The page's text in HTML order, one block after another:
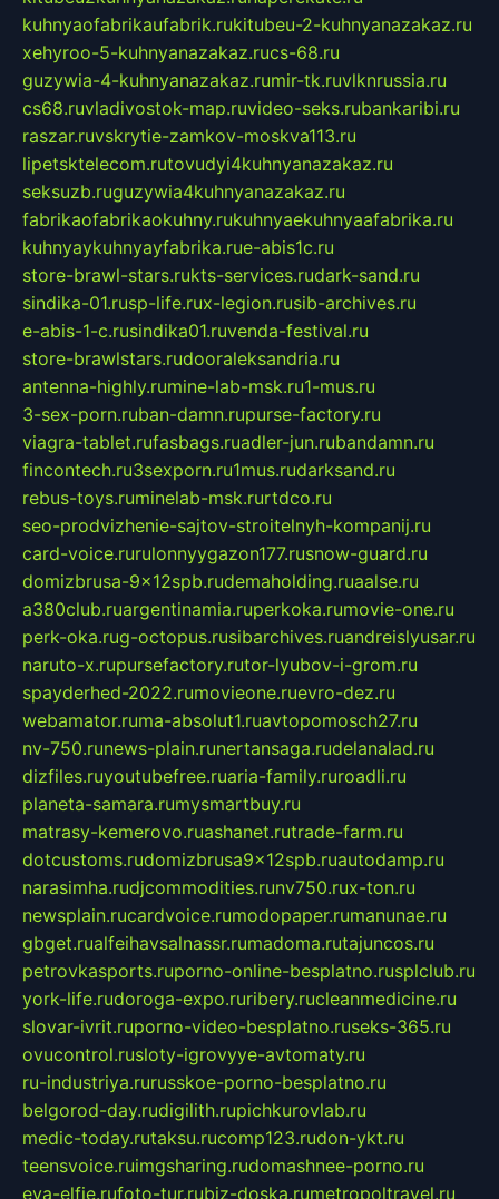
kuhnyaofabrikaufabrik.rukitubeu-2-kuhnyanazakaz.ru
xehyroo-5-kuhnyanazakaz.rucs-68.ru
guzywia-4-kuhnyanazakaz.rumir-tk.ruvlknrussia.ru
cs68.ruvladivostok-map.ruvideo-seks.rubankaribi.ru
raszar.ruvskrytie-zamkov-moskva113.ru
lipetsktelecom.rutovudyi4kuhnyanazakaz.ru
seksuzb.ruguzywia4kuhnyanazakaz.ru
fabrikaofabrikaokuhny.rukuhnyaekuhnyaafabrika.ru
kuhnyaykuhnyayfabrika.rue-abis1c.ru
store-brawl-stars.rukts-services.rudark-sand.ru
sindika-01.rusp-life.rux-legion.rusib-archives.ru
e-abis-1-c.rusindika01.ruvenda-festival.ru
store-brawlstars.rudooraleksandria.ru
antenna-highly.rumine-lab-msk.ru1-mus.ru
3-sex-porn.ruban-damn.rupurse-factory.ru
viagra-tablet.rufasbags.ruadler-jun.rubandamn.ru
fincontech.ru3sexporn.ru1mus.rudarksand.ru
rebus-toys.ruminelab-msk.rurtdco.ru
seo-prodvizhenie-sajtov-stroitelnyh-kompanij.ru
card-voice.rurulonnyygazon177.rusnow-guard.ru
domizbrusa-9x12spb.rudemaholding.ruaalse.ru
a380club.ruargentinamia.ruperkoka.rumovie-one.ru
perk-oka.rug-octopus.rusibarchives.ruandreislyusar.ru
naruto-x.rupursefactory.rutor-lyubov-i-grom.ru
spayderhed-2022.rumovieone.ruevro-dez.ru
webamator.ruma-absolut1.ruavtopomosch27.ru
nv-750.runews-plain.runertansaga.rudelanalad.ru
dizfiles.ruyoutubefree.ruaria-family.ruroadli.ru
planeta-samara.rumysmartbuy.ru
matrasy-kemerovo.ruashanet.rutrade-farm.ru
dotcustoms.rudomizbrusa9x12spb.ruautodamp.ru
narasimha.rudjcommodities.runv750.rux-ton.ru
newsplain.rucardvoice.rumodopaper.rumanunae.ru
gbget.rualfeihavsalnassr.rumadoma.rutajuncos.ru
petrovkasports.ruporno-online-besplatno.rusplclub.ru
york-life.rudoroga-expo.ruribery.rucleanmedicine.ru
slovar-ivrit.ruporno-video-besplatno.ruseks-365.ru
ovucontrol.rusloty-igrovyye-avtomaty.ru
ru-industriya.rurusskoe-porno-besplatno.ru
belgorod-day.rudigilith.rupichkurovlab.ru
medic-today.rutaksu.rucomp123.rudon-ykt.ru
teensvoice.ruimgsharing.rudomashnee-porno.ru
eva-elfie.rufoto-tur.rubiz-doska.rumetropoltravel.ru